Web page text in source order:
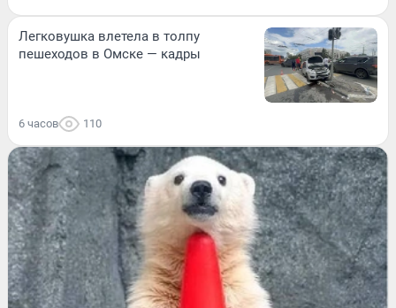
Легковушка влетела в толпу
пешеходов в Омске — кадры
6 часов 110